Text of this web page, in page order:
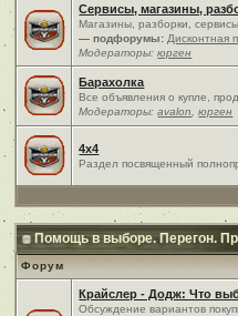
Сервисы, магазины,
Магазины, разборки,
— подфорумы: Дисконтная
Модераторы:юрген
Барахолка
Все объявления о купле,
Модераторы:avalon ,юрген
4x4
Раздел посвященный
Помощь в выборе. Перегон.
Форум
Крайслер - Додж: Что
Обсуждение вариантов